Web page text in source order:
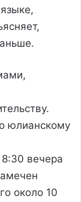
юлианскому
вечера
около 10